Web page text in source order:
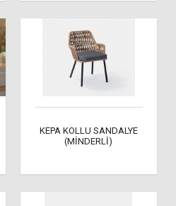
KEPA KOLLU SANDALYE
(MİNDERLİ)